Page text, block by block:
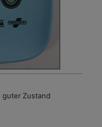
guter Zustand